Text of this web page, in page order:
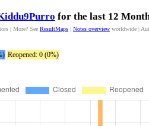
for the last 12
| More? See ResultMaps | Notes overview worldwide |
Reopened: 0 (0%)